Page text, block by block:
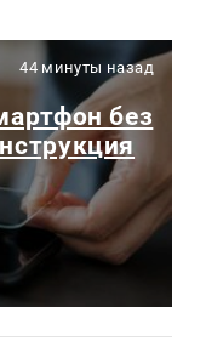
44 минуты назад
без